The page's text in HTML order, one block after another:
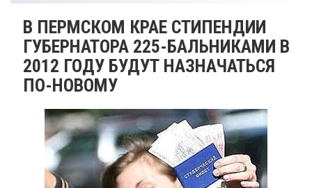
В ПЕРМСКОМ КРАЕ СТИПЕНДИИ
ГУБЕРНАТОРА 225-БАЛЬНИКАМИ В
2012 ГОДУ БУДУТ НАЗНАЧАТЬСЯ
ПО-НОВОМУ